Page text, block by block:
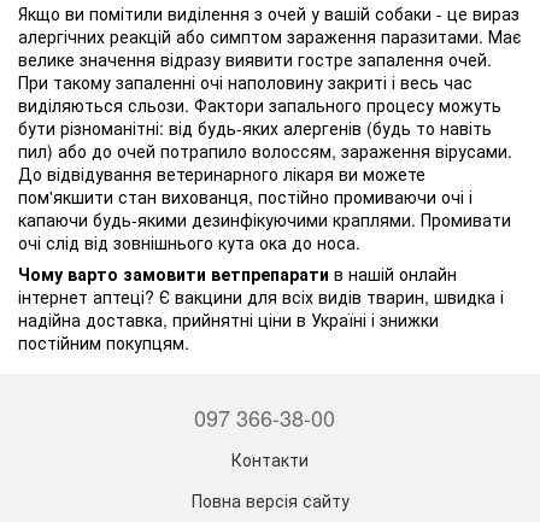
Якщо ви помітили виділення з очей у вашій собаки - це вираз
алергічних реакцій або симптом зараження паразитами. Має
велике значення відразу виявити гостре запалення очей.
При такому запаленні очі наполовину закриті і весь час
виділяються сльози. Фактори запального процесу можуть
бути різноманітні: від будь-яких алергенів (будь то навіть
пил) або до очей потрапило волоссям, зараження вірусами.
До відвідування ветеринарного лікаря ви можете
пом'якшити стан вихованця, постійно промиваючи очі і
капаючи будь-якими дезинфікуючими краплями. Промивати
очі слід від зовнішнього кута ока до носа.
Чому варто замовити ветпрепарати в нашій онлайн
інтернет аптеці? Є вакцини для всіх видів тварин, швидка і
надійна доставка, прийнятні ціни в Україні і знижки
постійним покупцям.
097 366-38-00
Контакти
Повна версія сайту